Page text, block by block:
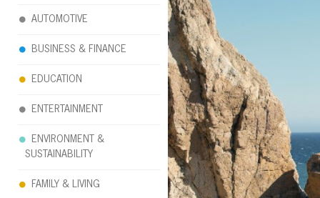
AUTOMOTIVE
BUSINESS & FINANCE
EDUCATION
ENTERTAINMENT
ENVIRONMENT &
SUSTAINABILITY
FAMILY & LIVING